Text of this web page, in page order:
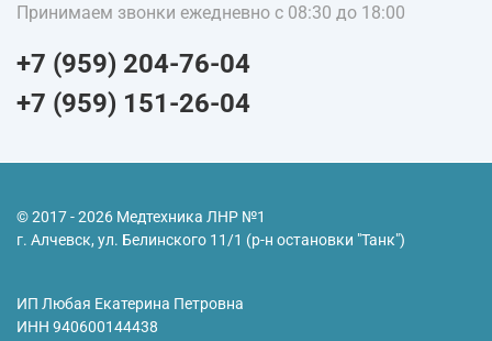
Принимаем звонки ежедневно с 08:30 до 18:00
+7 (959) 204-76-04
+7 (959) 151-26-04
© 2017 - 2026 Медтехника ЛНР №1
г. Алчевск, ул. Белинского 11/1 (р-н остановки "Танк")
ИП Любая Екатерина Петровна
ИНН 940600144438